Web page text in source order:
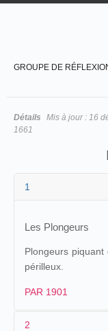
GROUPE DE
Détails Mis à jour : 16
1661
1
Les Plongeurs
Plongeurs
périlleux.
PAR 1901
2